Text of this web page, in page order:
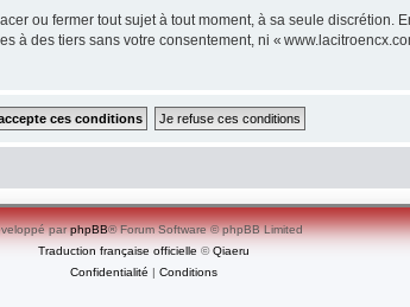
ou fermer tout sujet à tout moment, à sa seule discrétion.
des tiers sans votre consentement, ni «
parphpBB® Forum Software © phpBB Limited
Traduction française officielle ©Qiaeru
Confidentialité | Conditions